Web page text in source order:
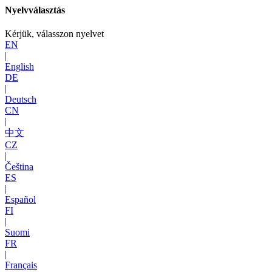
Nyelvválasztás
Kérjük, válasszon nyelvet
EN
|
English
DE
|
Deutsch
CN
|
中文
CZ
|
Čeština
ES
|
Español
FI
|
Suomi
FR
|
Français